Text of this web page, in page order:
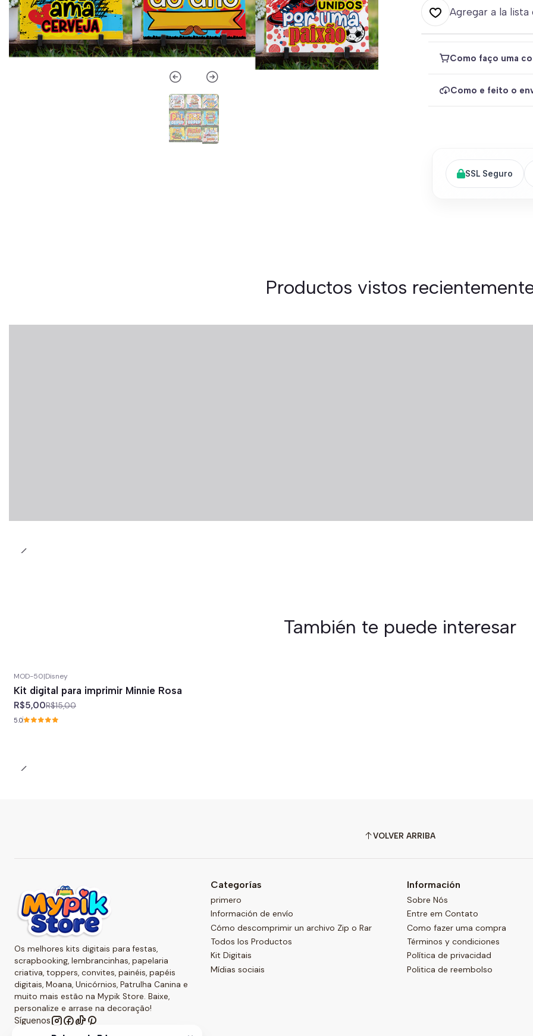
Agregar a la
Como faço uma
Como e feito o
SSL Seguro
Productos vistos
También te puede interesar
MOD-50|Disney
Kit digital para imprimir Minnie Rosa
R$5,00R$15,00
5.0
VOLVER ARRIBA
Os melhores kits digitais para festas,
scrapbooking, lembrancinhas, papelaria
criativa, toppers, convites, painéis, papéis
digitais, Moana, Unicórnios, Patrulha Canina e
muito mais estão na Mypik Store. Baixe,
personalize e arrase na decoração!
Síguenos
Categorías
primero
Información de envío
Cómo descomprimir un archivo Zip o Rar
Todos los Productos
Kit Digitais
Mídias sociais
Información
Sobre Nós
Entre em Contato
Como fazer uma compra
Términos y condiciones
Política de privacidad
Politica de reembolso